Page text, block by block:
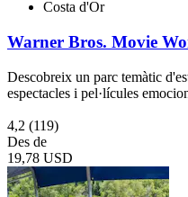
Costa d'Or
Warner Bros. Movie
Descobreix un parc temàtic
espectacles i pel·lícules
4,2 (119)
Des de
19,78 USD